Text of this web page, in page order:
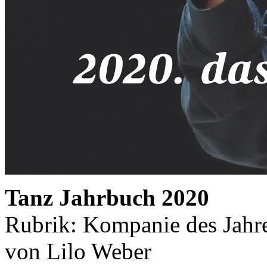
Tanz Jahrbuch 2020
Rubrik: Kompanie des
von Lilo Weber